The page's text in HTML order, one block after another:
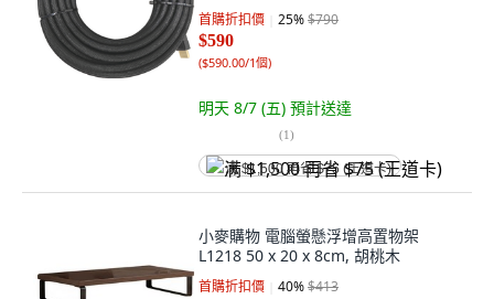
首購折扣價 25%$790
$590
($590.00/1個)
明天 8/7 (五) 預計送達
(1)
满 $1,500 再省 $75 (王道卡)
小麥購物 電腦螢懸浮增高置物架
L1218 50 x 20 x 8cm, 胡桃木
首購折扣價 40%$413